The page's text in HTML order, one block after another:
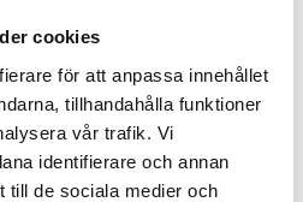
cookies
för att anpassa innehållet
tillhandahålla funktioner
vår trafik. Vi
identifierare och annan
till de sociala medier och
har två in- och
IP23.
E27-sockel men levereras
måste köpas till separat!